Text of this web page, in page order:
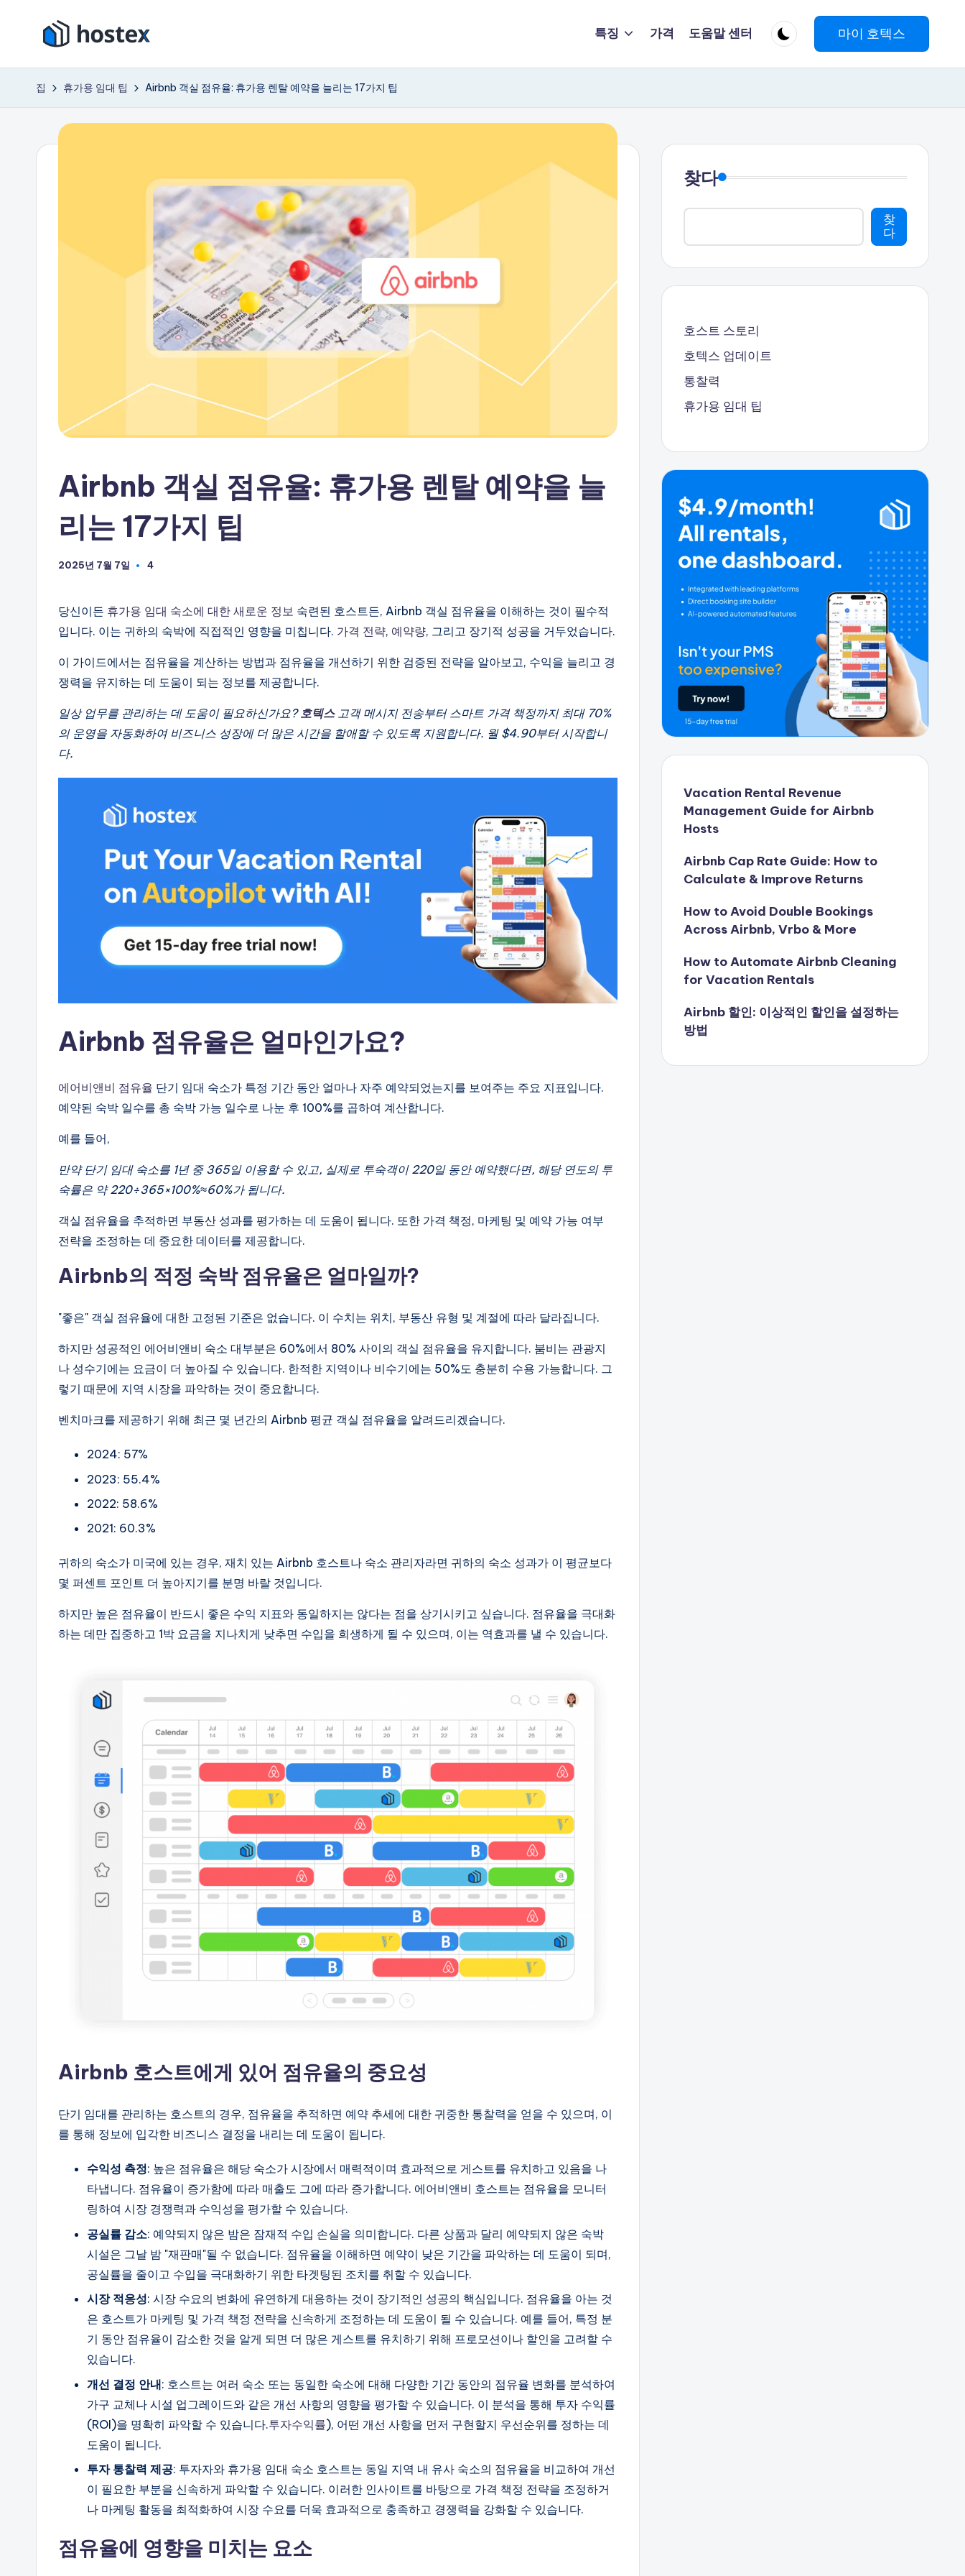
호
텍
스
로
용
특징 가격 도움말 센터 마이 호텍스
집 휴가용 임대 팁 Airbnb 객실 점유율: 휴가용 렌탈 예약을 늘리는 17가지 팁
Airbnb 객실 점유율: 휴가용 렌탈 예약을 늘
리는 17가지 팁
2025년 7월 7일 4
당신이든 휴가용 임대 숙소에 대한 새로운 정보 숙련된 호스트든, Airbnb 객실 점유율을 이해하는 것이 필수적
입니다. 이는 귀하의 숙박에 직접적인 영향을 미칩니다. 가격 전략, 예약량, 그리고 장기적 성공을 거두었습니다.
이 가이드에서는 점유율을 계산하는 방법과 점유율을 개선하기 위한 검증된 전략을 알아보고, 수익을 늘리고 경
쟁력을 유지하는 데 도움이 되는 정보를 제공합니다.
일상 업무를 관리하는 데 도움이 필요하신가요?호텍스고객 메시지 전송부터 스마트 가격 책정까지 최대 70%
의 운영을 자동화하여 비즈니스 성장에 더 많은 시간을 할애할 수 있도록 지원합니다. 월 $4.90부터 시작합니
다.
Airbnb 점유율은 얼마인가요?
에어비앤비 점유율 단기 임대 숙소가 특정 기간 동안 얼마나 자주 예약되었는지를 보여주는 주요 지표입니다.
예약된 숙박 일수를 총 숙박 가능 일수로 나눈 후 100%를 곱하여 계산합니다.
예를 들어,
만약 단기 임대 숙소를 1년 중 365일 이용할 수 있고, 실제로 투숙객이 220일 동안 예약했다면, 해당 연도의 투
숙률은 약 220÷365×100%≈60%가 됩니다.
객실 점유율을 추적하면 부동산 성과를 평가하는 데 도움이 됩니다. 또한 가격 책정, 마케팅 및 예약 가능 여부
전략을 조정하는 데 중요한 데이터를 제공합니다.
Airbnb의 적정 숙박 점유율은 얼마일까?
"좋은" 객실 점유율에 대한 고정된 기준은 없습니다. 이 수치는 위치, 부동산 유형 및 계절에 따라 달라집니다.
하지만 성공적인 에어비앤비 숙소 대부분은 60%에서 80% 사이의 객실 점유율을 유지합니다. 붐비는 관광지
나 성수기에는 요금이 더 높아질 수 있습니다. 한적한 지역이나 비수기에는 50%도 충분히 수용 가능합니다. 그
렇기 때문에 지역 시장을 파악하는 것이 중요합니다.
벤치마크를 제공하기 위해 최근 몇 년간의 Airbnb 평균 객실 점유율을 알려드리겠습니다.
2024: 57%
2023: 55.4%
2022: 58.6%
2021: 60.3%
귀하의 숙소가 미국에 있는 경우, 재치 있는 Airbnb 호스트나 숙소 관리자라면 귀하의 숙소 성과가 이 평균보다
몇 퍼센트 포인트 더 높아지기를 분명 바랄 것입니다.
하지만 높은 점유율이 반드시 좋은 수익 지표와 동일하지는 않다는 점을 상기시키고 싶습니다. 점유율을 극대화
하는 데만 집중하고 1박 요금을 지나치게 낮추면 수입을 희생하게 될 수 있으며, 이는 역효과를 낼 수 있습니다.
Airbnb 호스트에게 있어 점유율의 중요성
단기 임대를 관리하는 호스트의 경우, 점유율을 추적하면 예약 추세에 대한 귀중한 통찰력을 얻을 수 있으며, 이
를 통해 정보에 입각한 비즈니스 결정을 내리는 데 도움이 됩니다.
수익성 측정: 높은 점유율은 해당 숙소가 시장에서 매력적이며 효과적으로 게스트를 유치하고 있음을 나
타냅니다. 점유율이 증가함에 따라 매출도 그에 따라 증가합니다. 에어비앤비 호스트는 점유율을 모니터
링하여 시장 경쟁력과 수익성을 평가할 수 있습니다.
공실률 감소: 예약되지 않은 밤은 잠재적 수입 손실을 의미합니다. 다른 상품과 달리 예약되지 않은 숙박
시설은 그날 밤 "재판매"될 수 없습니다. 점유율을 이해하면 예약이 낮은 기간을 파악하는 데 도움이 되며,
공실률을 줄이고 수입을 극대화하기 위한 타겟팅된 조치를 취할 수 있습니다.
시장 적응성: 시장 수요의 변화에 유연하게 대응하는 것이 장기적인 성공의 핵심입니다. 점유율을 아는 것
은 호스트가 마케팅 및 가격 책정 전략을 신속하게 조정하는 데 도움이 될 수 있습니다. 예를 들어, 특정 분
기 동안 점유율이 감소한 것을 알게 되면 더 많은 게스트를 유치하기 위해 프로모션이나 할인을 고려할 수
있습니다.
개선 결정 안내: 호스트는 여러 숙소 또는 동일한 숙소에 대해 다양한 기간 동안의 점유율 변화를 분석하여
가구 교체나 시설 업그레이드와 같은 개선 사항의 영향을 평가할 수 있습니다. 이 분석을 통해 투자 수익률
(ROI)을 명확히 파악할 수 있습니다.투자수익률), 어떤 개선 사항을 먼저 구현할지 우선순위를 정하는 데
도움이 됩니다.
투자 통찰력 제공: 투자자와 휴가용 임대 숙소 호스트는 동일 지역 내 유사 숙소의 점유율을 비교하여 개선
이 필요한 부분을 신속하게 파악할 수 있습니다. 이러한 인사이트를 바탕으로 가격 책정 전략을 조정하거
나 마케팅 활동을 최적화하여 시장 수요를 더욱 효과적으로 충족하고 경쟁력을 강화할 수 있습니다.
점유율에 영향을 미치는 요소
찾다
찾
다
호스트 스토리
호텍스 업데이트
통찰력
휴가용 임대 팁
Vacation Rental Revenue
Management Guide for Airbnb
Hosts
Airbnb Cap Rate Guide: How to
Calculate & Improve Returns
How to Avoid Double Bookings
Across Airbnb, Vrbo & More
How to Automate Airbnb Cleaning
for Vacation Rentals
Airbnb 할인: 이상적인 할인을 설정하는
방법